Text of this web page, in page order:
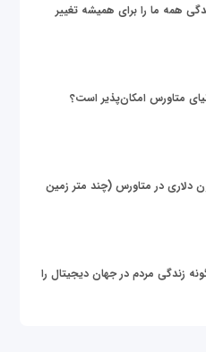
همه ما را برای همیشه تغییر
متاورس امکان‌پذیر است؟
4.3 میلیون دلاری در متاورس (چند متر زمین
زندگی مردم در جهان دیجیتال را